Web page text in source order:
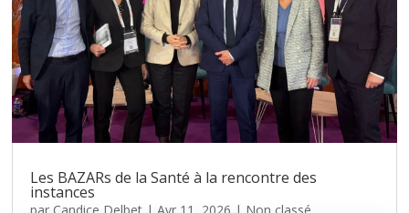
Les BAZARs de la Santé à la rencontre des
instances
par Candice Delbet | Avr 11, 2026 | Non classé